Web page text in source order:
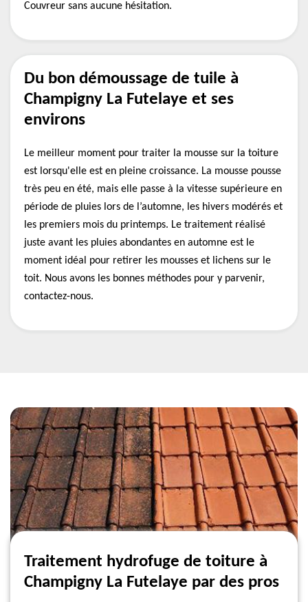
Couvreur sans aucune hésitation.
Du bon démoussage de tuile à
Champigny La Futelaye et ses
environs
Le meilleur moment pour traiter la mousse sur la toiture
est lorsqu'elle est en pleine croissance. La mousse pousse
très peu en été, mais elle passe à la vitesse supérieure en
période de pluies lors de l’automne, les hivers modérés et
les premiers mois du printemps. Le traitement réalisé
juste avant les pluies abondantes en automne est le
moment idéal pour retirer les mousses et lichens sur le
toit. Nous avons les bonnes méthodes pour y parvenir,
contactez-nous.
Traitement hydrofuge de toiture à
Champigny La Futelaye par des pros